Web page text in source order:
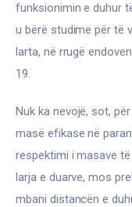
funksionimin e duhur
u bërë studime për të
larta, në rrugë
19.
Nuk ka nevojë, sot,
masë efikase në
respektimi i masave
larja e duarve, mos
mbani distancën e